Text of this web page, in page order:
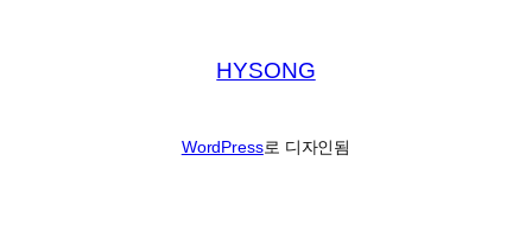
HYSONG
WordPress로 디자인됨